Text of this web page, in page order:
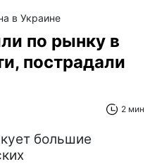
в Украине
по рынку в
пострадали
2 мин
большие